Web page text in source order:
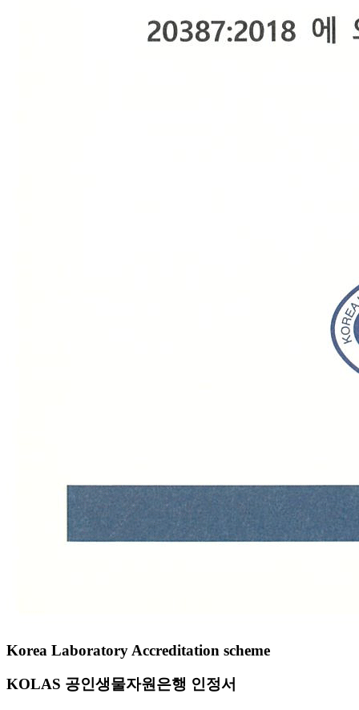
Korea Laboratory Accreditation scheme
KOLAS 공인생물자원은행 인정서